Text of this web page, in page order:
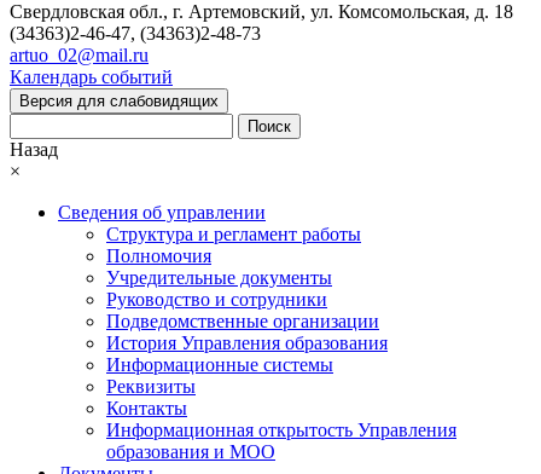
Свердловская обл., г. Артемовский, ул. Комсомольская, д. 18
(34363)2-46-47, (34363)2-48-73
artuo_02@mail.ru
Календарь событий
Версия для слабовидящих
Поиск
Назад
×
Сведения об управлении
Структура и регламент работы
Полномочия
Учредительные документы
Руководство и сотрудники
Подведомственные организации
История Управления образования
Информационные системы
Реквизиты
Контакты
Информационная открытость Управления
образования и МОО